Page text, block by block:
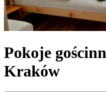
Pokoje
Kraków